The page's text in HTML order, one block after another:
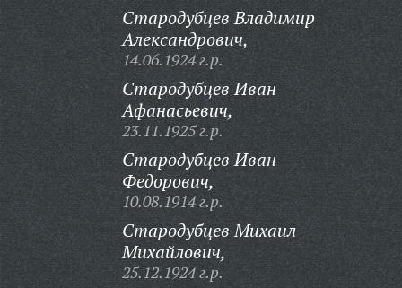
Стародубцев Владимир
Александрович,
14.06.1924 г.р.
Стародубцев Иван
Афанасьевич,
23.11.1925 г.р.
Стародубцев Иван
Федорович,
10.08.1914 г.р.
Стародубцев Михаил
Михайлович,
25.12.1924 г.р.